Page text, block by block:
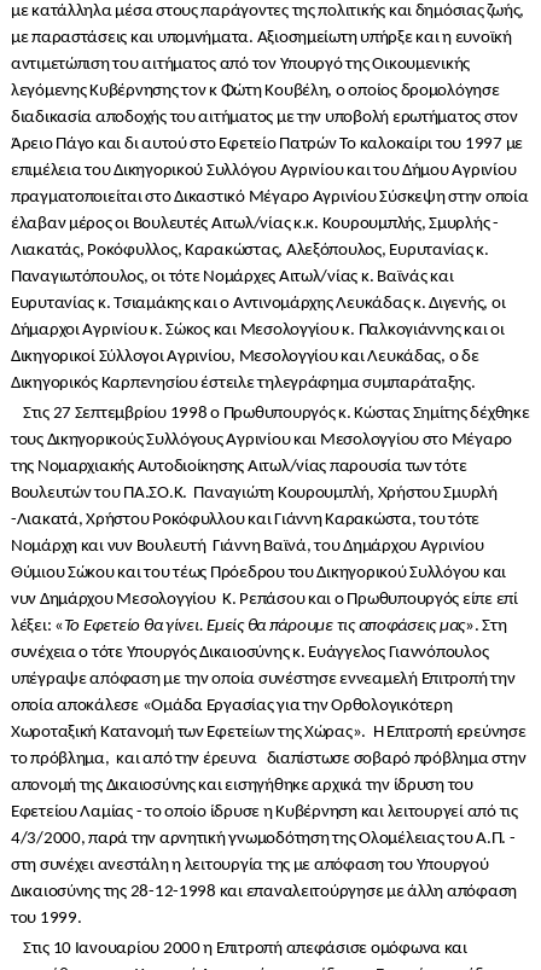
με κατάλληλα μέσα στους παράγοντες της πολιτικής και δημόσιας ζωής,
με παραστάσεις και υπομνήματα. Αξιοσημείωτη υπήρξε και η ευνοϊκή
αντιμετώπιση του αιτήματος από τον Υπουργό της Οικουμενικής
λεγόμενης Κυβέρνησης τον κ Φώτη Κουβέλη, ο οποίος δρομολόγησε
διαδικασία αποδοχής του αιτήματος με την υποβολή ερωτήματος στον
Άρειο Πάγο και δι αυτού στο Εφετείο Πατρών Το καλοκαίρι του 1997 με
επιμέλεια του Δικηγορικού Συλλόγου Αγρινίου και του Δήμου Αγρινίου
πραγματοποιείται στο Δικαστικό Μέγαρο Αγρινίου Σύσκεψη στην οποία
έλαβαν μέρος οι Βουλευτές Αιτωλ/νίας κ.κ. Κουρουμπλής, Σμυρλής -
Λιακατάς, Ροκόφυλλος, Καρακώστας, Αλεξόπουλος, Ευρυτανίας κ.
Παναγιωτόπουλος, οι τότε Νομάρχες Αιτωλ/νίας κ. Βαϊνάς και
Ευρυτανίας κ. Τσιαμάκης και ο Αντινομάρχης Λευκάδας κ. Διγενής, οι
Δήμαρχοι Αγρινίου κ. Σώκος και Μεσολογγίου κ. Παλκογιάννης και οι
Δικηγορικοί Σύλλογοι Αγρινίου, Μεσολογγίου και Λευκάδας, ο δε
Δικηγορικός Καρπενησίου έστειλε τηλεγράφημα συμπαράταξης.
Στις 27 Σεπτεμβρίου 1998 ο Πρωθυπουργός κ. Κώστας Σημίτης δέχθηκε
τους Δικηγορικούς Συλλόγους Αγρινίου και Μεσολογγίου στο Μέγαρο
της Νομαρχιακής Αυτοδιοίκησης Αιτωλ/νίας παρουσία των τότε
Βουλευτών του ΠΑ.ΣΟ.Κ. Παναγιώτη Κουρουμπλή, Χρήστου Σμυρλή
-Λιακατά, Χρήστου Ροκόφυλλου και Γιάννη Καρακώστα, του τότε
Νομάρχη και νυν Βουλευτή Γιάννη Βαϊνά, του Δημάρχου Αγρινίου
Θύμιου Σώκου και του τέως Πρόεδρου του Δικηγορικού Συλλόγου και
νυν Δημάρχου Μεσολογγίου Κ. Ρεπάσου και ο Πρωθυπουργός είπε επί
λέξει: «Το Εφετείο θα γίνει. Εμείς θα πάρουμε τις αποφάσεις μας». Στη
συνέχεια ο τότε Υπουργός Δικαιοσύνης κ. Ευάγγελος Γιαννόπουλος
υπέγραψε απόφαση με την οποία συνέστησε εννεαμελή Επιτροπή την
οποία αποκάλεσε «Ομάδα Εργασίας για την Ορθολογικότερη
Χωροταξική Κατανομή των Εφετείων της Χώρας». Η Επιτροπή ερεύνησε
το πρόβλημα, και από την έρευνα διαπίστωσε σοβαρό πρόβλημα στην
απονομή της Δικαιοσύνης και εισηγήθηκε αρχικά την ίδρυση του
Εφετείου Λαμίας - το οποίο ίδρυσε η Κυβέρνηση και λειτουργεί από τις
4/3/2000, παρά την αρνητική γνωμοδότηση της Ολομέλειας του Α.Π. -
στη συνέχει ανεστάλη η λειτουργία της με απόφαση του Υπουργού
Δικαιοσύνης της 28-12-1998 και επαναλειτούργησε με άλλη απόφαση
του 1999.
Στις 10 Ιανουαρίου 2000 η Επιτροπή απεφάσισε ομόφωνα και